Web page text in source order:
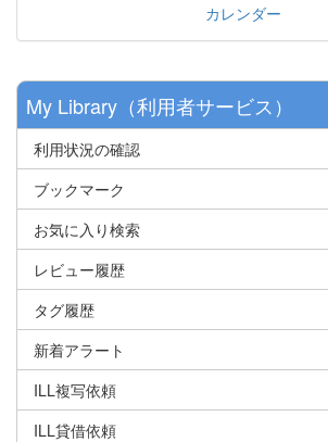
カレンダー
My Library（利用者サービス）
利用状況の確認
ブックマーク
お気に入り検索
レビュー履歴
タグ履歴
新着アラート
ILL複写依頼
ILL貸借依頼